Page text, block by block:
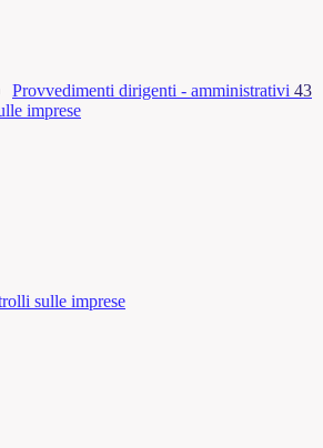
Provvedimenti dirigenti - amministrativi 43
imprese
sulle imprese